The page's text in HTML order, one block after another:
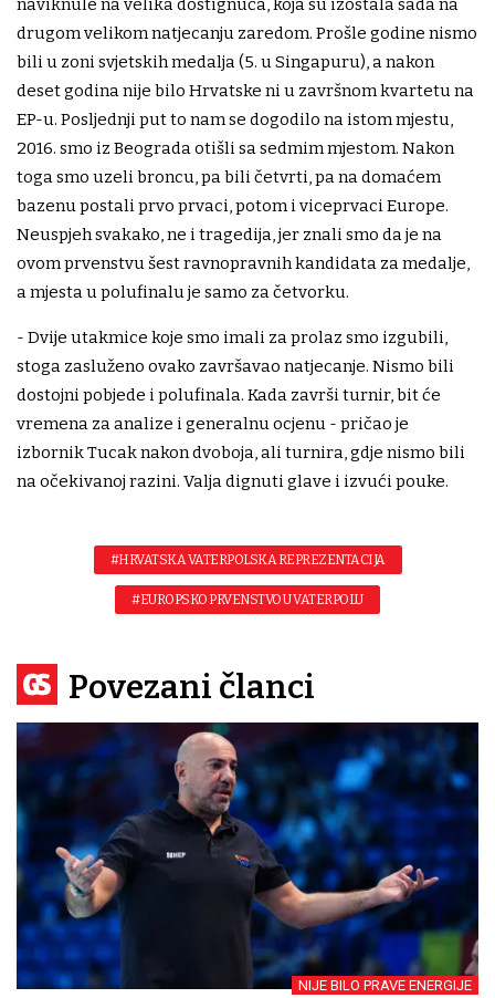
naviknule na velika dostignuća, koja su izostala sada na
drugom velikom natjecanju zaredom. Prošle godine nismo
bili u zoni svjetskih medalja (5. u Singapuru), a nakon
deset godina nije bilo Hrvatske ni u završnom kvartetu na
EP-u. Posljednji put to nam se dogodilo na istom mjestu,
2016. smo iz Beograda otišli sa sedmim mjestom. Nakon
toga smo uzeli broncu, pa bili četvrti, pa na domaćem
bazenu postali prvo prvaci, potom i viceprvaci Europe.
Neuspjeh svakako, ne i tragedija, jer znali smo da je na
ovom prvenstvu šest ravnopravnih kandidata za medalje,
a mjesta u polufinalu je samo za četvorku.
- Dvije utakmice koje smo imali za prolaz smo izgubili,
stoga zasluženo ovako završavao natjecanje. Nismo bili
dostojni pobjede i polufinala. Kada završi turnir, bit će
vremena za analize i generalnu ocjenu - pričao je
izbornik Tucak nakon dvoboja, ali turnira, gdje nismo bili
na očekivanoj razini. Valja dignuti glave i izvući pouke.
#HRVATSKA VATERPOLSKA REPREZENTACIJA
#EUROPSKO PRVENSTVO U VATERPOLU
Povezani članci
NIJE BILO PRAVE ENERGIJE